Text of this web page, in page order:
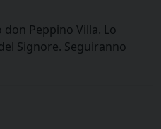
Peppino Villa. Lo
Signore. Seguiranno